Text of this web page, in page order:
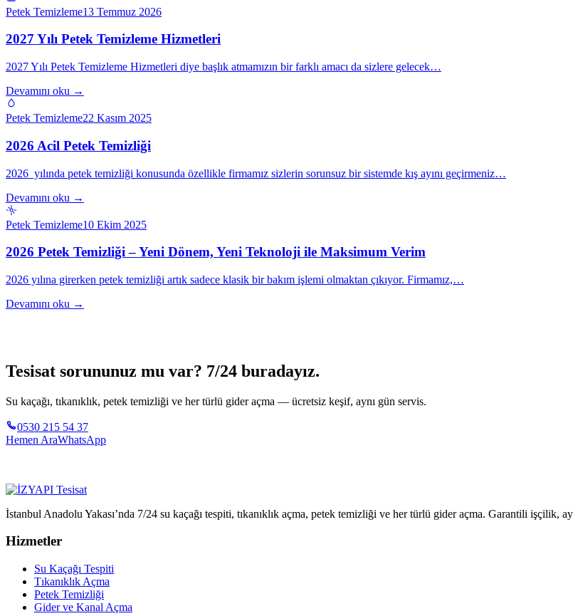
Petek Temizleme13 Temmuz 2026
2027 Yılı Petek Temizleme Hizmetleri
2027 Yılı Petek Temizleme Hizmetleri diye başlık atmamızın bir farklı amacı da sizlere gelecek…
Devamını oku →
Petek Temizleme22 Kasım 2025
2026 Acil Petek Temizliği
2026 yılında petek temizliği konusunda özellikle firmamız sizlerin sorunsuz bir sistemde kış ayını geçirmeniz…
Devamını oku →
Petek Temizleme10 Ekim 2025
2026 Petek Temizliği – Yeni Dönem, Yeni Teknoloji ile Maksimum Verim
2026 yılına girerken petek temizliği artık sadece klasik bir bakım işlemi olmaktan çıkıyor. Firmamız,…
Devamını oku →
Tesisat sorununuz mu var? 7/24 buradayız.
Su kaçağı, tıkanıklık, petek temizliği ve her türlü gider açma — ücretsiz keşif, aynı gün servis.
0530 215 54 37
Hemen AraWhatsApp
İstanbul Anadolu Yakası’nda 7/24 su kaçağı tespiti, tıkanıklık açma, petek temizliği ve her türlü gider açma. Garantili işçilik,
Hizmetler
Su Kaçağı Tespiti
Tıkanıklık Açma
Petek Temizliği
Gider ve Kanal Açma